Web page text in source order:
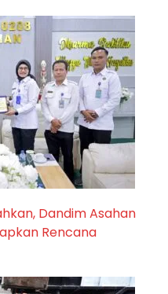
Dandim Asahan
Rencana